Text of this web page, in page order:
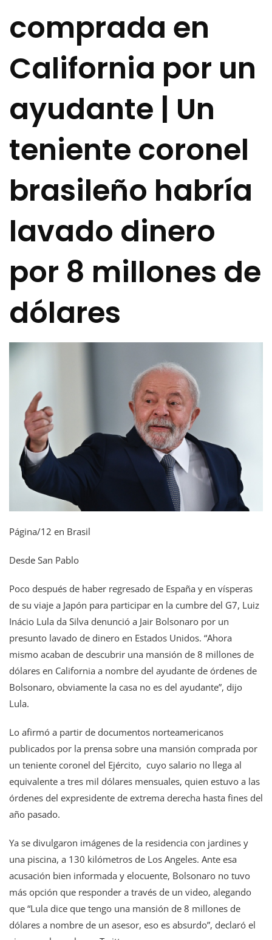
comprada en
California por un
ayudante | Un
teniente coronel
brasileño habría
lavado dinero
por 8 millones de
dólares
Página/12 en Brasil
Desde San Pablo
Poco después de haber regresado de España y en vísperas
de su viaje a Japón para participar en la cumbre del G7, Luiz
Inácio Lula da Silva denunció a Jair Bolsonaro por un
presunto lavado de dinero en Estados Unidos. “Ahora
mismo acaban de descubrir una mansión de 8 millones de
dólares en California a nombre del ayudante de órdenes de
Bolsonaro, obviamente la casa no es del ayudante”, dijo
Lula.
Lo afirmó a partir de documentos norteamericanos
publicados por la prensa sobre una mansión comprada por
un teniente coronel del Ejército, cuyo salario no llega al
equivalente a tres mil dólares mensuales, quien estuvo a las
órdenes del expresidente de extrema derecha hasta fines del
año pasado.
Ya se divulgaron imágenes de la residencia con jardines y
una piscina, a 130 kilómetros de Los Angeles. Ante esa
acusación bien informada y elocuente, Bolsonaro no tuvo
más opción que responder a través de un video, alegando
que “Lula dice que tengo una mansión de 8 millones de
dólares a nombre de un asesor, eso es absurdo”, declaró el